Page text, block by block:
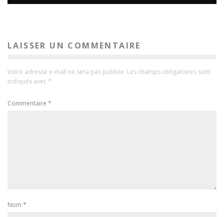
LAISSER UN COMMENTAIRE
Votre adresse e-mail ne sera pas publiée. Les champs obligatoires sont
indiqués avec *
Commentaire *
Nom *